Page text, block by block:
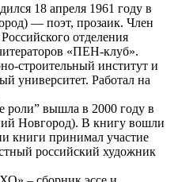
18 апреля 1961 году в
— поэт, прозаик. Член
отделения
«ПЕН-клуб».
строительный институт и
университет. Работал на
роли” вышла в 2000 году в
Новгород). В книгу вошли
книги принимал участие
российский художник